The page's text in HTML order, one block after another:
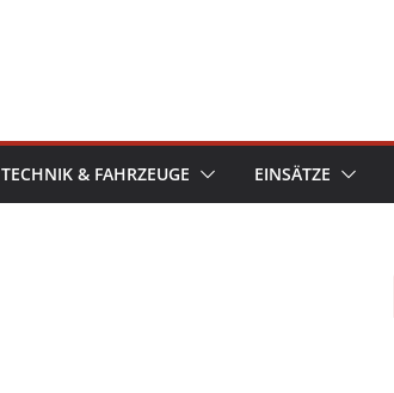
TECHNIK & FAHRZEUGE EINSÄTZE